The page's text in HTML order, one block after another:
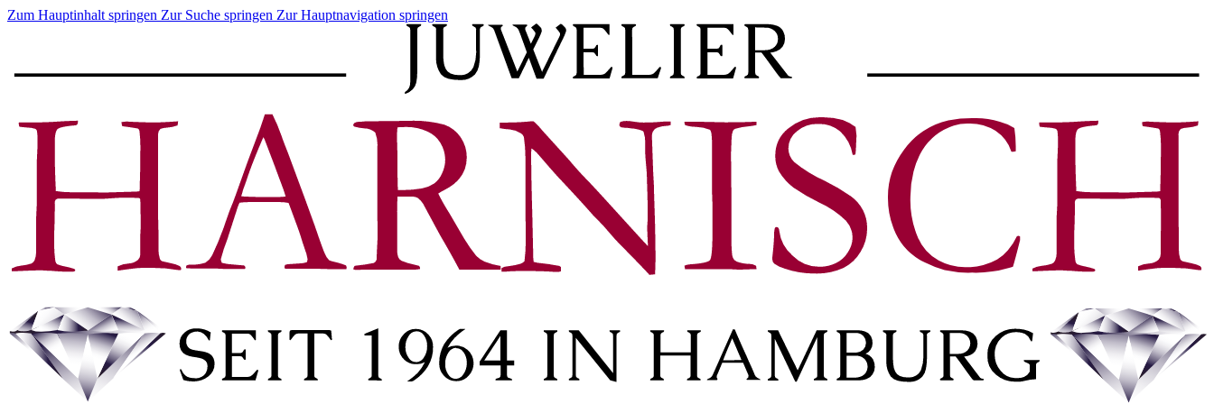
Zum Hauptinhalt springen Zur Suche springen Zur Hauptnavigation springen